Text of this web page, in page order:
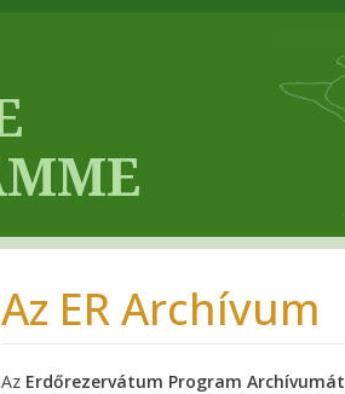
Az ER Archívum
Az Erdőrezervátum Program Archívumát